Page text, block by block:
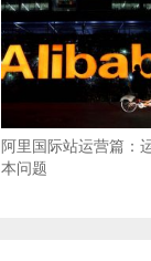
阿里国际站运营篇：
本问题